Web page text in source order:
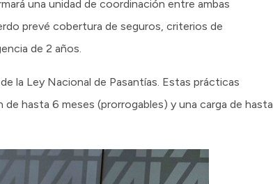
una unidad de coordinación entre ambas
prevé cobertura de seguros, criterios de
de 2 años.
la Ley Nacional de Pasantías. Estas prácticas
hasta 6 meses (prorrogables) y una carga de hasta